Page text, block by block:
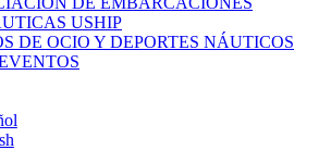
USHIP
DE OCIO Y DEPORTES NÁUTICOS